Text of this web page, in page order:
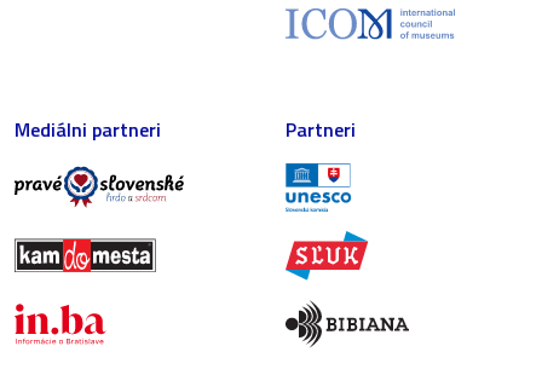
Mediálni partneri Partneri